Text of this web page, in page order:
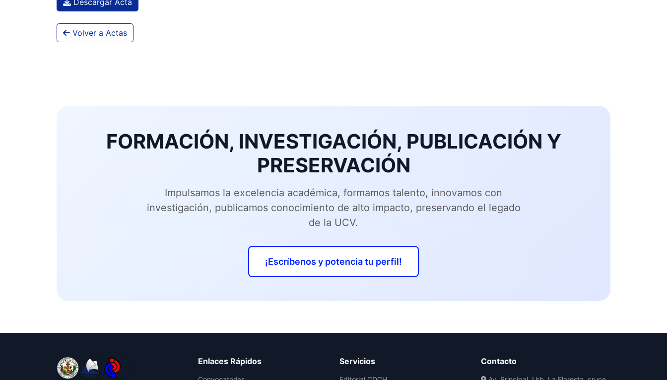
Descargar Acta
Volver a Actas
FORMACIÓN, INVESTIGACIÓN, PUBLICACIÓN Y
PRESERVACIÓN
Impulsamos la excelencia académica, formamos talento, innovamos con
investigación, publicamos conocimiento de alto impacto, preservando el legado
de la UCV.
¡Escríbenos y potencia tu perfil!
Enlaces Rápidos Servicios Contacto